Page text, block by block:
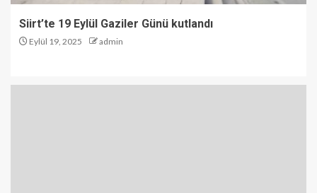
Siirt’te 19 Eylül Gaziler Günü kutlandı
Eylül 19, 2025 admin